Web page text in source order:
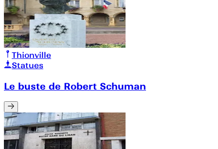
Thionville
Statues
Le buste de Robert Schuman